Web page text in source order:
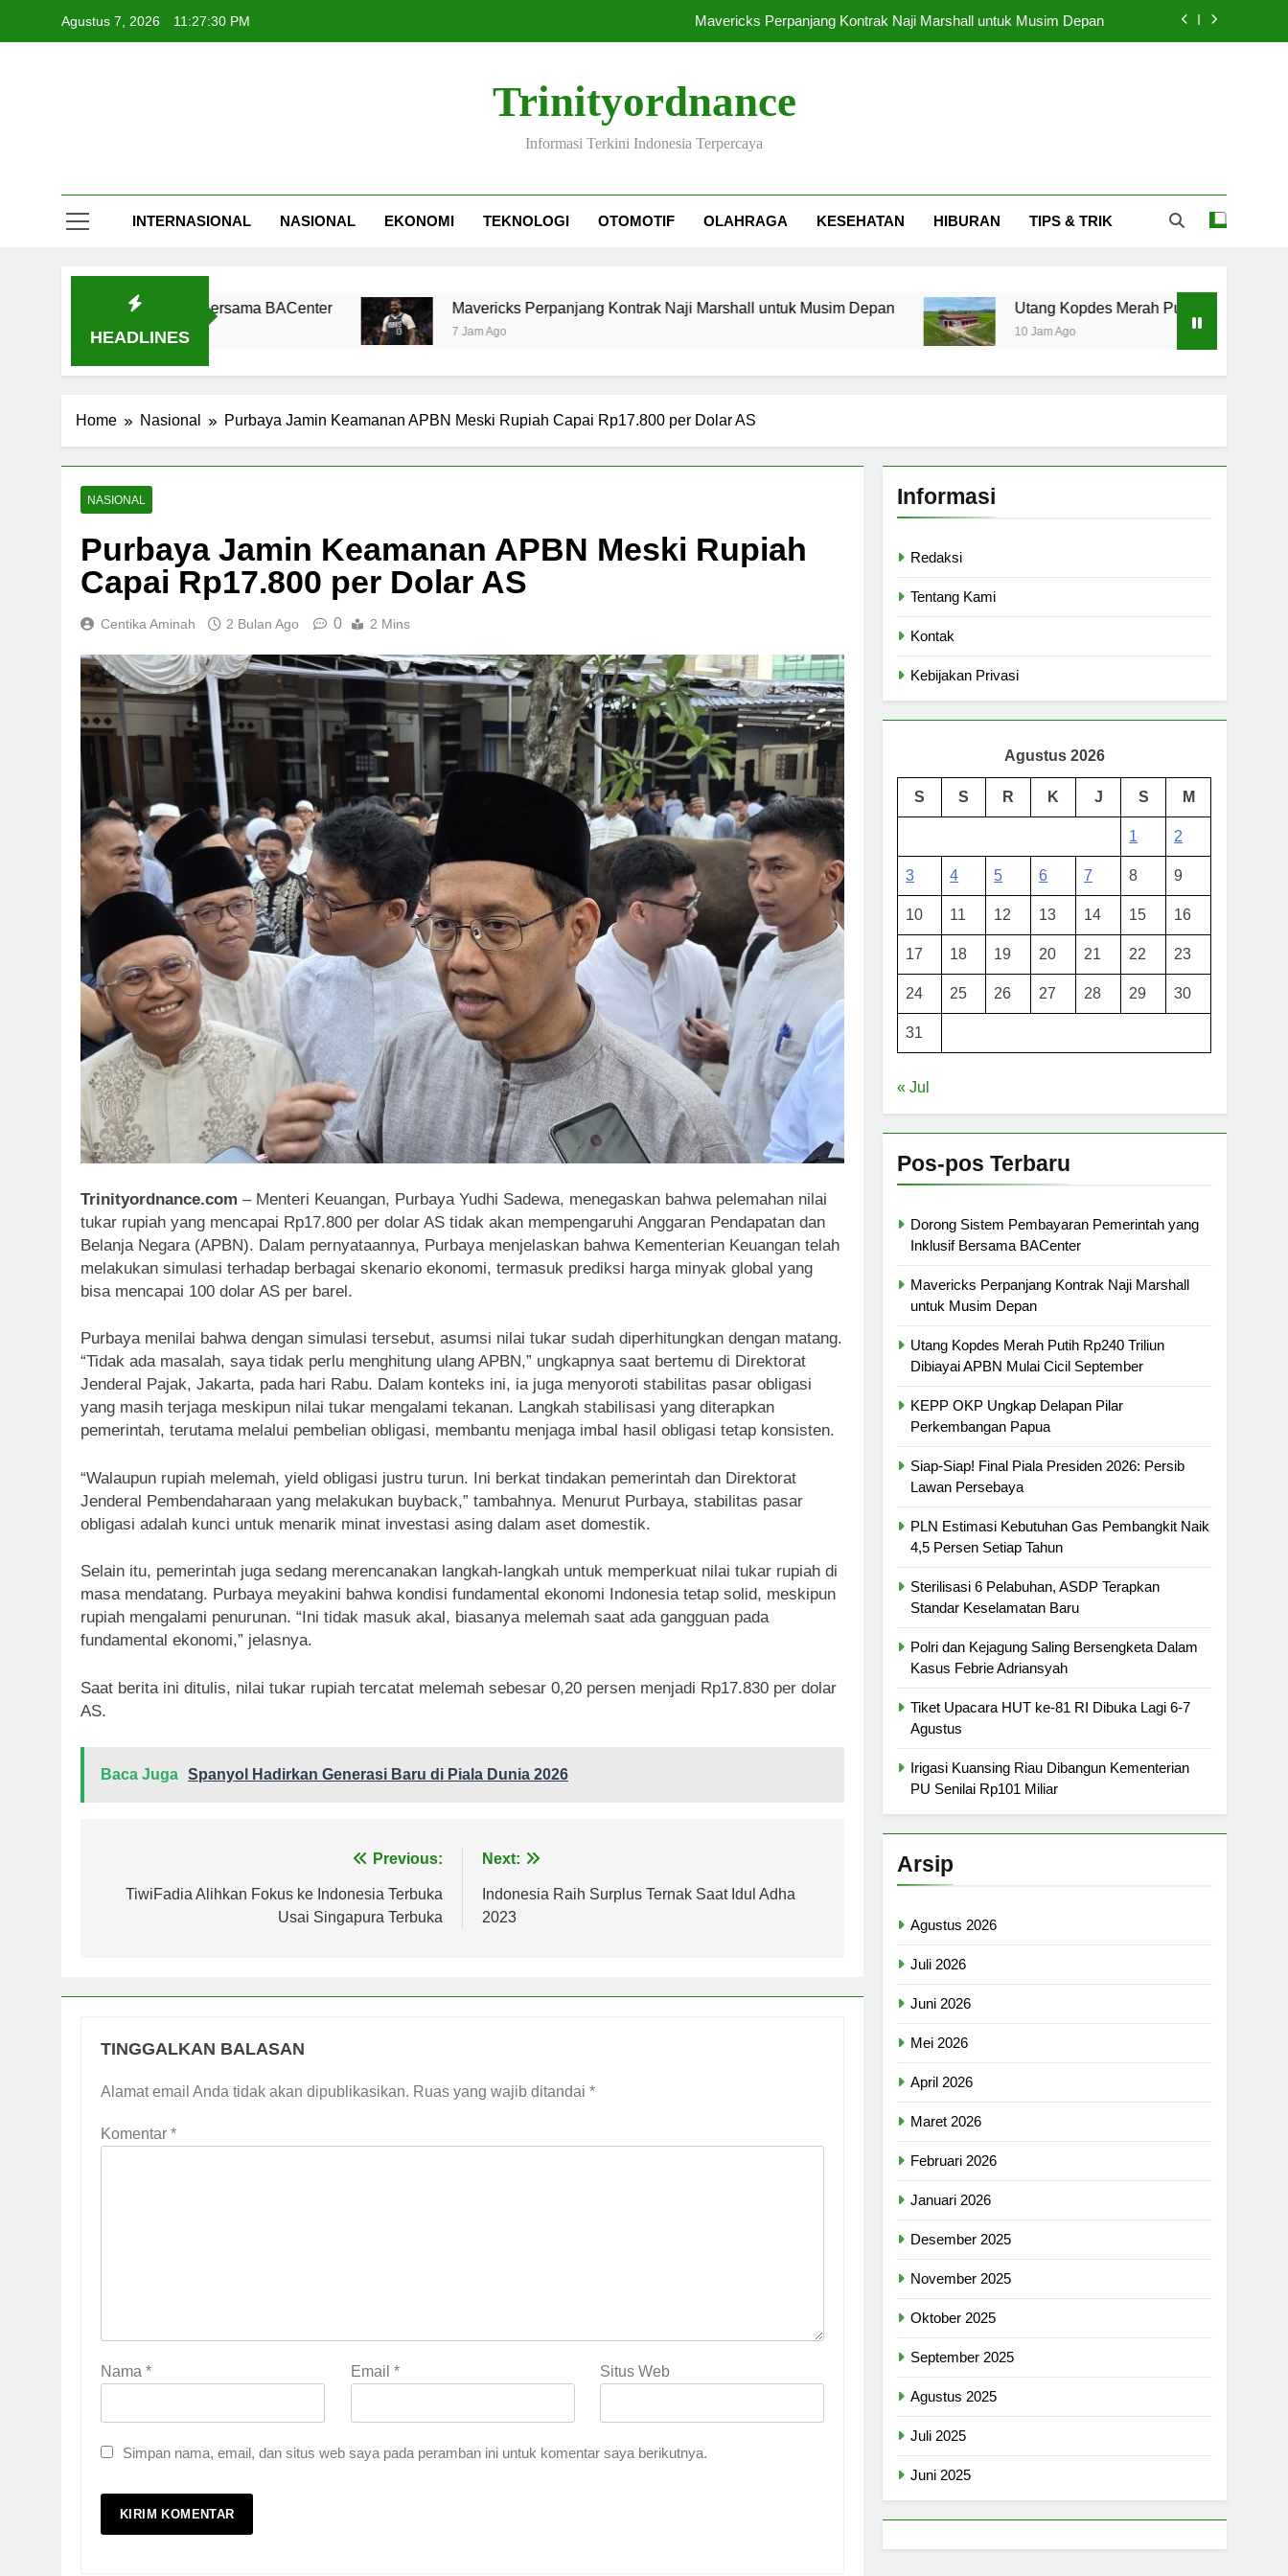
Agustus 7, 2026 11:27:31 PM Mavericks Perpanjang Kontrak Naji Marshall untuk Musim Depan
KEPP OKP Ungkap Delapan Pilar Perkembangan Papua
Dorong Sistem Pembayaran Pemerintah yang Inklusif Bersama BACenter
Trinityordnance
Informasi Terkini Indonesia Terpercaya
INTERNASIONAL NASIONAL EKONOMI TEKNOLOGI OTOMOTIF OLAHRAGA KESEHATAN HIBURAN TIPS & TRIK
HEADLINES
yang Inklusif Bersama BACenter Mavericks Perpanjang Kontrak Naji Marshall untuk Musim Depan
7 Jam Ago
Utang Kopdes Merah Putih Rp240 Triliun Dibiayai
10 Jam Ago
Home Nasional Purbaya Jamin Keamanan APBN Meski Rupiah Capai Rp17.800 per Dolar AS
NASIONAL
Purbaya Jamin Keamanan APBN Meski Rupiah
Capai Rp17.800 per Dolar AS
Centika Aminah 2 Bulan Ago 0 2 Mins
Trinityordnance.com – Menteri Keuangan, Purbaya Yudhi Sadewa, menegaskan bahwa pelemahan nilai
tukar rupiah yang mencapai Rp17.800 per dolar AS tidak akan mempengaruhi Anggaran Pendapatan dan
Belanja Negara (APBN). Dalam pernyataannya, Purbaya menjelaskan bahwa Kementerian Keuangan telah
melakukan simulasi terhadap berbagai skenario ekonomi, termasuk prediksi harga minyak global yang
bisa mencapai 100 dolar AS per barel.
Purbaya menilai bahwa dengan simulasi tersebut, asumsi nilai tukar sudah diperhitungkan dengan matang.
“Tidak ada masalah, saya tidak perlu menghitung ulang APBN,” ungkapnya saat bertemu di Direktorat
Jenderal Pajak, Jakarta, pada hari Rabu. Dalam konteks ini, ia juga menyoroti stabilitas pasar obligasi
yang masih terjaga meskipun nilai tukar mengalami tekanan. Langkah stabilisasi yang diterapkan
pemerintah, terutama melalui pembelian obligasi, membantu menjaga imbal hasil obligasi tetap konsisten.
“Walaupun rupiah melemah, yield obligasi justru turun. Ini berkat tindakan pemerintah dan Direktorat
Jenderal Pembendaharaan yang melakukan buyback,” tambahnya. Menurut Purbaya, stabilitas pasar
obligasi adalah kunci untuk menarik minat investasi asing dalam aset domestik.
Selain itu, pemerintah juga sedang merencanakan langkah-langkah untuk memperkuat nilai tukar rupiah di
masa mendatang. Purbaya meyakini bahwa kondisi fundamental ekonomi Indonesia tetap solid, meskipun
rupiah mengalami penurunan. “Ini tidak masuk akal, biasanya melemah saat ada gangguan pada
fundamental ekonomi,” jelasnya.
Saat berita ini ditulis, nilai tukar rupiah tercatat melemah sebesar 0,20 persen menjadi Rp17.830 per dolar
AS.
Baca Juga Spanyol Hadirkan Generasi Baru di Piala Dunia 2026
pos
Previous:
TiwiFadia Alihkan Fokus ke Indonesia Terbuka
Usai Singapura Terbuka
Next:
Indonesia Raih Surplus Ternak Saat Idul Adha
2023
TINGGALKAN BALASAN
Alamat email Anda tidak akan dipublikasikan. Ruas yang wajib ditandai *
Komentar *
Nama * Email * Situs Web
Simpan nama, email, dan situs web saya pada peramban ini untuk komentar saya berikutnya.
Informasi
Redaksi
Tentang Kami
Kontak
Kebijakan Privasi
Agustus 2026
S S R K J S M
1 2
3 4 5 6 7 8 9
10 11 12 13 14 15 16
17 18 19 20 21 22 23
24 25 26 27 28 29 30
31
« Jul
Pos-pos Terbaru
Dorong Sistem Pembayaran Pemerintah yang
Inklusif Bersama BACenter
Mavericks Perpanjang Kontrak Naji Marshall
untuk Musim Depan
Utang Kopdes Merah Putih Rp240 Triliun
Dibiayai APBN Mulai Cicil September
KEPP OKP Ungkap Delapan Pilar
Perkembangan Papua
Siap-Siap! Final Piala Presiden 2026: Persib
Lawan Persebaya
PLN Estimasi Kebutuhan Gas Pembangkit Naik
4,5 Persen Setiap Tahun
Sterilisasi 6 Pelabuhan, ASDP Terapkan
Standar Keselamatan Baru
Polri dan Kejagung Saling Bersengketa Dalam
Kasus Febrie Adriansyah
Tiket Upacara HUT ke-81 RI Dibuka Lagi 6-7
Agustus
Irigasi Kuansing Riau Dibangun Kementerian
PU Senilai Rp101 Miliar
Arsip
Agustus 2026
Juli 2026
Juni 2026
Mei 2026
April 2026
Maret 2026
Februari 2026
Januari 2026
Desember 2025
November 2025
Oktober 2025
September 2025
Agustus 2025
Juli 2025
Juni 2025